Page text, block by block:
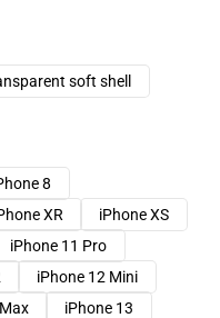
soft shell
8
XR
iPhone XS
iPhone 11 Pro
iPhone 12 Mini
iPhone 13